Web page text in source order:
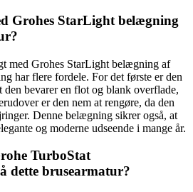
Grohes StarLight belægning
med Grohes StarLight belægning af
har flere fordele. For det første er den
den bevarer en flot og blank overflade,
er den nem at rengøre, da den
Denne belægning sikrer også, at
og moderne udseende i mange år.
TurboStat
dette brusearmatur?